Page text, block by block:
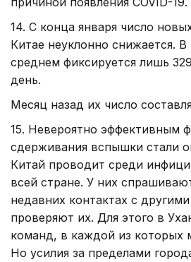
14. С конца января число
Китае неуклонно снижается.
среднем фиксируется лишь
день.
Месяц назад их число
15. Невероятно эффективным
сдерживания вспышки стали
Китай проводит среди
всей стране. У них
недавних контактах с
проверяют их. Для этого в
команд, в каждой из которых
Но усилия за пределами